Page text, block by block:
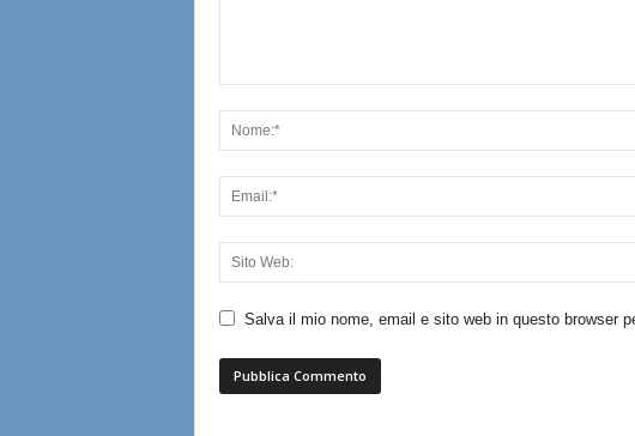
Salva il mio nome, email e sito web in questo browser